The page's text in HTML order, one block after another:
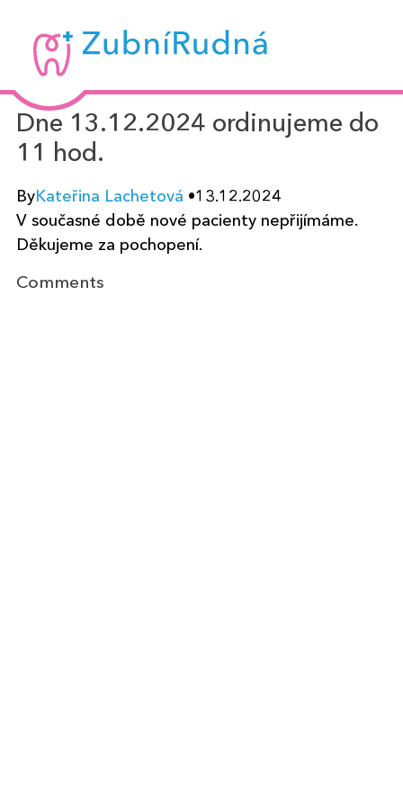
Zubní
Rudná
-
MUDr.
Kateřina
Lachetová
Dne 13.12.2024 ordinujeme do
11 hod.
ByKateřina Lachetová •13.12.2024
V současné době nové pacienty nepřijímáme.
Děkujeme za pochopení.
Comments